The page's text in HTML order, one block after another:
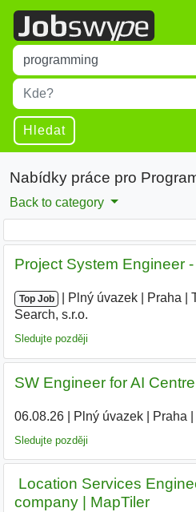
Title
Type 1 or more characters for
Místo
Type 1 or more characters for
Hledat
Nabídky práce pro
Back to category
Project System Engineer
Top Job Plný úvazek Praha
Search, s.r.o.
Sledujte později
SW Engineer for AI Centre
06.08.26| Plný úvazek| Praha
Sledujte později
Location Services
company | MapTiler